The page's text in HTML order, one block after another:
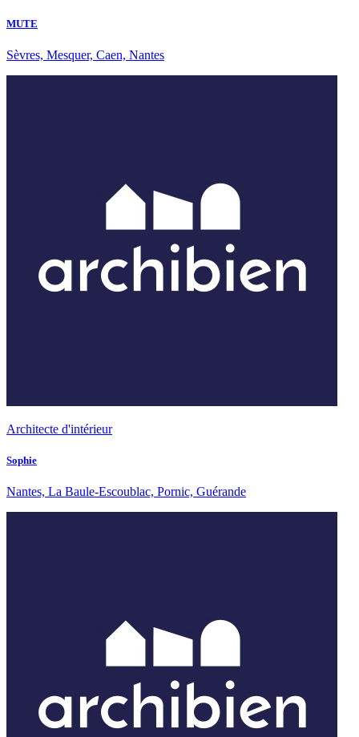
MUTE
Sèvres, Mesquer, Caen, Nantes
Architecte d'intérieur
Sophie
Nantes, La Baule-Escoublac, Pornic, Guérande